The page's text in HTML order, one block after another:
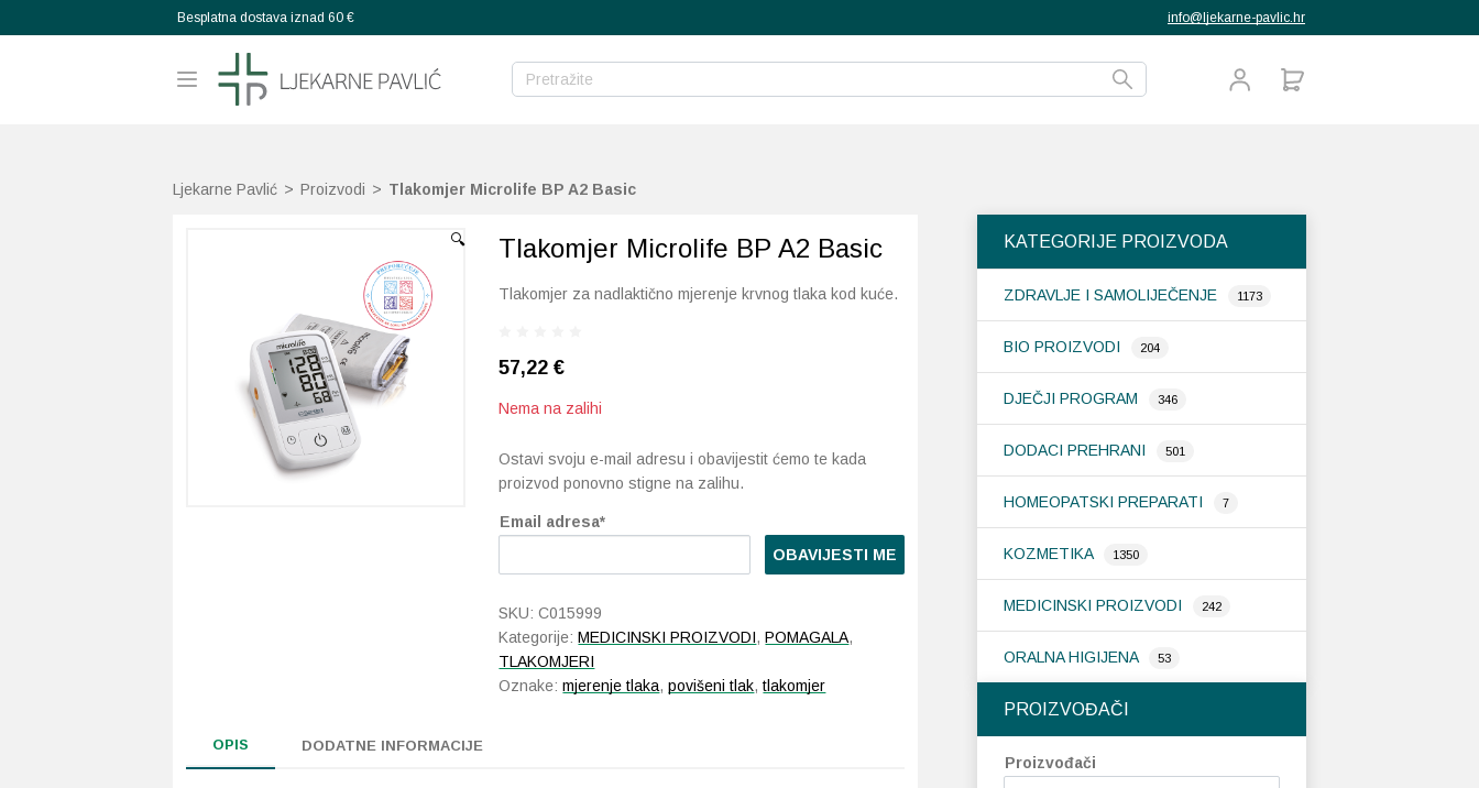
Besplatna dostava iznad 60 € info@ljekarne-pavlic.hr
Ljekarne Pavlić > Proizvodi > Tlakomjer Microlife BP A2 Basic
KATEGORIJE PROIZVODA
ZDRAVLJE I SAMOLIJEČENJE 1173
BIO PROIZVODI 204
DJEČJI PROGRAM 346
DODACI PREHRANI 501
HOMEOPATSKI PREPARATI 7
KOZMETIKA 1350
MEDICINSKI PROIZVODI 242
ORALNA HIGIJENA 53
PROIZVOĐAČI
Proizvođači
🔍 Tlakomjer Microlife BP A2 Basic
Tlakomjer za nadlaktično mjerenje krvnog tlaka kod kuće.
57,22€
Nema na zalihi
Ostavi svoju e-mail adresu i obavijestit ćemo te kada
proizvod ponovno stigne na zalihu.
Email adresa*
OBAVIJESTI ME
SKU:C015999
Kategorije:MEDICINSKI PROIZVODI,POMAGALA,
TLAKOMJERI
Oznake:mjerenje tlaka,povišeni tlak,tlakomjer
OPIS DODATNE INFORMACIJE